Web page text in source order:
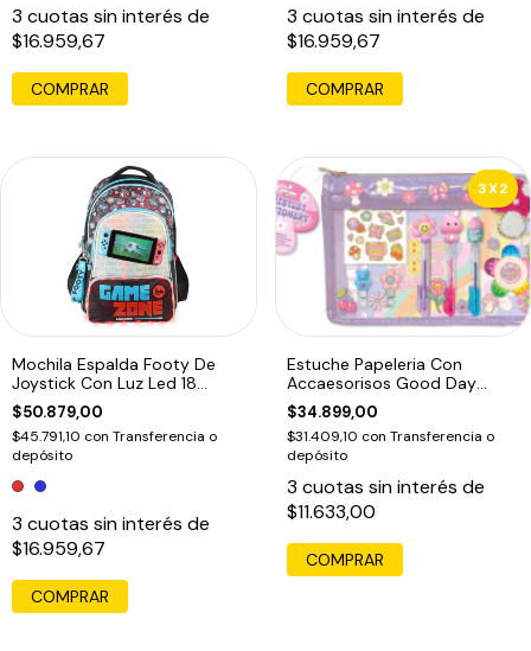
3 cuotas sin interés de
$16.959,67
3 cuotas sin interés de
$16.959,67
Mochila Espalda Footy De
Joystick Con Luz Led 18
Pulgadas Rojo
$50.879,00
$45.791,10 con Transferencia o
depósito
3 cuotas sin interés de
$16.959,67
COMPRAR
3X2
Estuche Papeleria Con
Accaesorisos Good Day
Honguito
$34.899,00
$31.409,10 con Transferencia o
depósito
3 cuotas sin interés de
$11.633,00